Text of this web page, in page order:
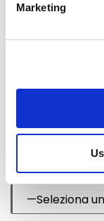
Marketing
ISCRIVITI AL
Chi sta